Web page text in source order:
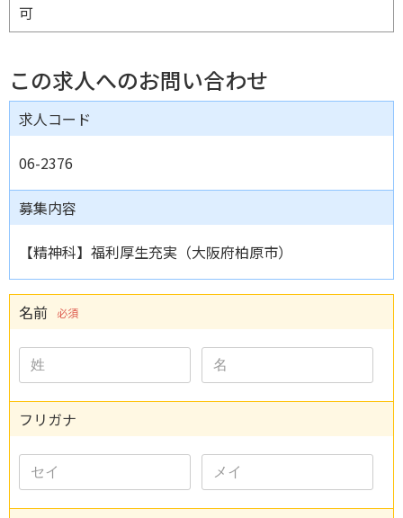
可
この求人へのお問い合わせ
求人コード
06-2376
募集内容
【精神科】福利厚生充実（大阪府柏原市）
名前 必須
フリガナ